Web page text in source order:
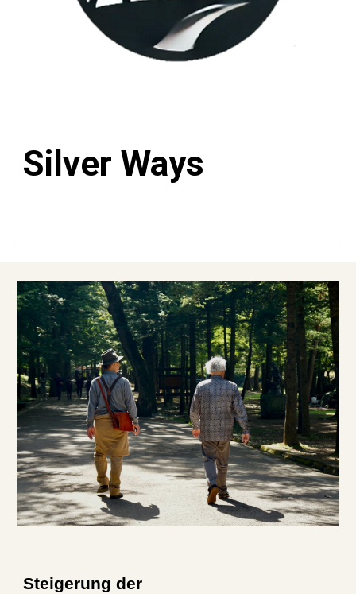
Silver Ways
Steigerung der